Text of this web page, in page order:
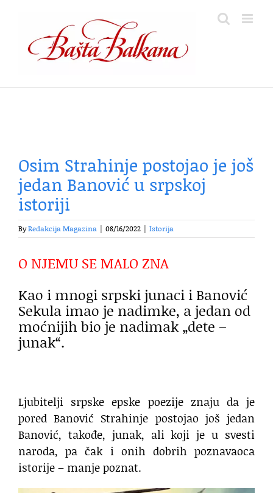
content
Osim Strahinje postojao je još
jedan Banović u srpskoj
istoriji
ByRedakcija Magazina 08/16/2022 Istorija
O NJEMU SE MALO ZNA
Kao i mnogi srpski junaci i Banović
Sekula imao je nadimke, a jedan od
moćnijih bio je nadimak „dete –
junak“.
Ljubitelji srpske epske poezije znaju da je
pored Banović Strahinje postojao još jedan
Banović, takođe, junak, ali koji je u svesti
naroda, pa čak i onih dobrih poznavaoca
istorije – manje poznat.